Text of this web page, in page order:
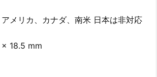
アメリカ、カナダ、南米 日本は非対応
x 18.5 mm